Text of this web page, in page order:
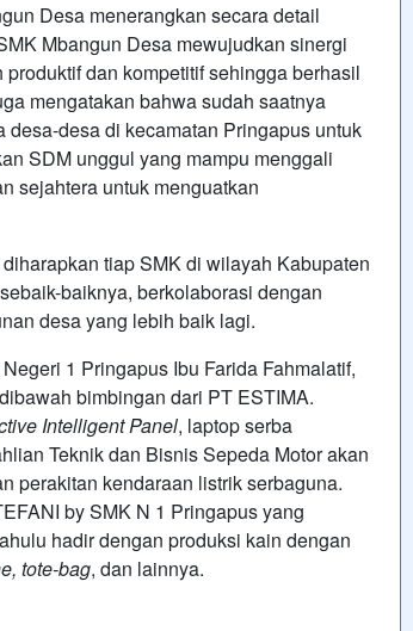
Desa menerangkan secara detail
Mbangun Desa mewujudkan sinergi
dan kompetitif sehingga berhasil
mengatakan bahwa sudah saatnya
desa di kecamatan Pringapus untuk
SDM unggul yang mampu menggali
sejahtera untuk menguatkan
tiap SMK di wilayah Kabupaten
baiknya, berkolaborasi dengan
desa yang lebih baik lagi.
1 Pringapus Ibu Farida Fahmalatif,
bimbingan dari PT ESTIMA.
Intelligent Panel, laptop serba
Teknik dan Bisnis Sepeda Motor akan
perakitan kendaraan listrik serbaguna.
by SMK N 1 Pringapus yang
hadir dengan produksi kain dengan
tote-bag, dan lainnya.